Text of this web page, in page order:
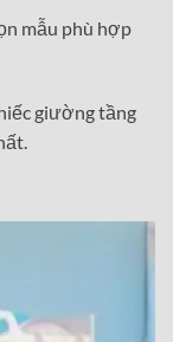
mẫu phù hợp
giường tầng